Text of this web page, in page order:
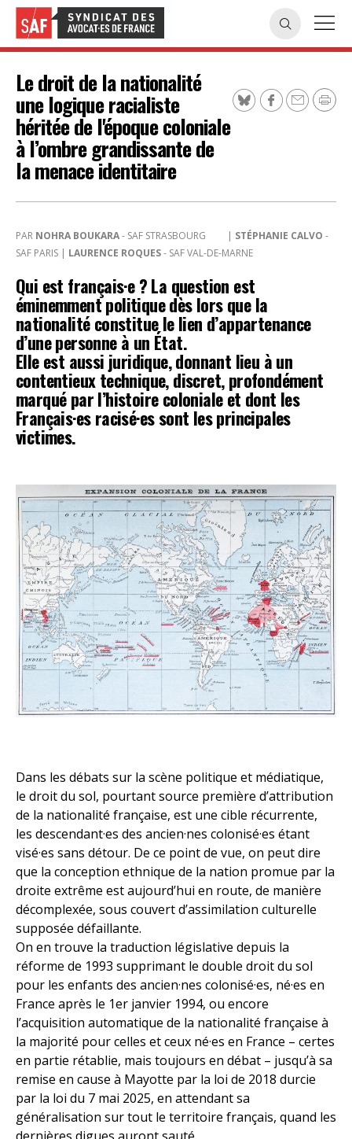
Le droit de la nationalité
une logique racialiste
héritée de l'époque coloniale
à l’ombre grandissante de
la menace identitaire
PAR NOHRA BOUKARA- SAF STRASBOURG | STÉPHANIE CALVO -
SAF PARIS | LAURENCE ROQUES- SAF VAL-DE-MARNE
Qui est français·e ? La question est
éminemment politique dès lors que la
nationalité constitue le lien d’appartenance
d’une personne à un État.
Elle est aussi juridique, donnant lieu à un
contentieux technique, discret, profondément
marqué par l’histoire coloniale et dont les
Français·es racisé·es sont les principales
victimes.
Dans les débats sur la scène politique et médiatique,
le droit du sol, pourtant source première d’attribution
de la nationalité française, est une cible récurrente,
les descendant·es des ancien·nes colonisé·es étant
visé·es sans détour. De ce point de vue, on peut dire
que la conception ethnique de la nation promue par la
droite extrême est aujourd’hui en route, de manière
décomplexée, sous couvert d’assimilation culturelle
supposée défaillante.
On en trouve la traduction législative depuis la
réforme de 1993 supprimant le double droit du sol
pour les enfants des ancien·nes colonisé·es, né·es en
France après le 1er janvier 1994, ou encore
l’acquisition automatique de la nationalité française à
la majorité pour celles et ceux né·es en France – certes
en partie rétablie, mais toujours en débat – jusqu’à sa
remise en cause à Mayotte par la loi de 2018 durcie
par la loi du 7 mai 2025, en attendant sa
généralisation sur tout le territoire français, quand les